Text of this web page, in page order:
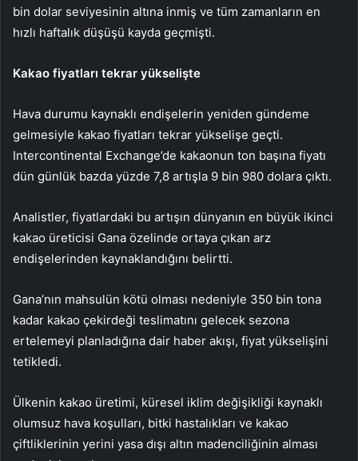
bin dolar seviyesinin altına inmiş ve tüm zamanların en
hızlı haftalık düşüşü kayda geçmişti.
Kakao fiyatları tekrar yükselişte
Hava durumu kaynaklı endişelerin yeniden gündeme
gelmesiyle kakao fiyatları tekrar yükselişe geçti.
Intercontinental Exchange’de kakaonun ton başına fiyatı
dün günlük bazda yüzde 7,8 artışla 9 bin 980 dolara çıktı.
Analistler, fiyatlardaki bu artışın dünyanın en büyük ikinci
kakao üreticisi Gana özelinde ortaya çıkan arz
endişelerinden kaynaklandığını belirtti.
Gana’nın mahsulün kötü olması nedeniyle 350 bin tona
kadar kakao çekirdeği teslimatını gelecek sezona
ertelemeyi planladığına dair haber akışı, fiyat yükselişini
tetikledi.
Ülkenin kakao üretimi, küresel iklim değişikliği kaynaklı
olumsuz hava koşulları, bitki hastalıkları ve kakao
çiftliklerinin yerini yasa dışı altın madenciliğinin alması